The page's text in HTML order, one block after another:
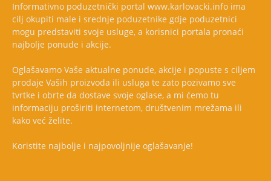
Informativno poduzetnički portal www.karlovacki.info ima
cilj okupiti male i srednje poduzetnike gdje poduzetnici
mogu predstaviti svoje usluge, a korisnici portala pronaći
najbolje ponude i akcije.
Oglašavamo Vaše aktualne ponude, akcije i popuste s ciljem
prodaje Vaših proizvoda ili usluga te zato pozivamo sve
tvrtke i obrte da dostave svoje oglase, a mi ćemo tu
informaciju proširiti internetom, društvenim mrežama ili
kako već želite.
Koristite najbolje i najpovoljnije oglašavanje!